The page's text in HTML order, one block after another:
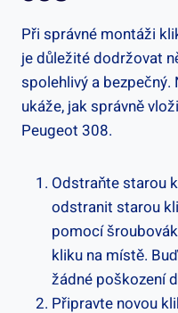
Při správné ‍montáži
je důležité dodržovat
spolehlivý a
ukáže, jak správně
Peugeot 308.
Odstraňte ⁣starou
odstranit starou
pomocí
kliku na ​místě.
žádné poškození
Připravte novou